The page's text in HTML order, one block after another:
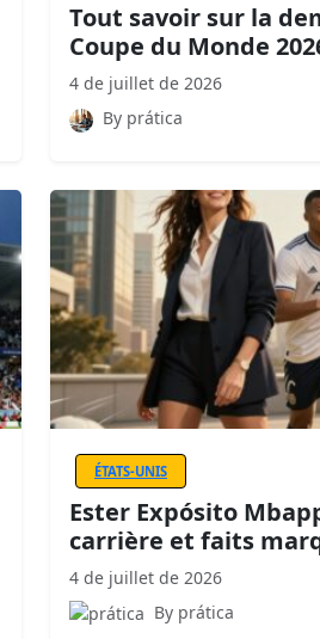
Tout savoir sur la
Coupe du Monde
4 de juillet de 2026
By prática
ÉTATS-UNIS
Ester Expósito
carrière et faits
4 de juillet de 2026
By prática